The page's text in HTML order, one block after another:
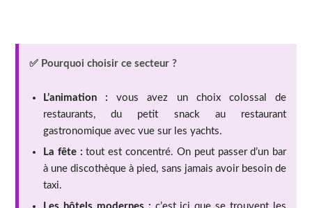
✅ Pourquoi choisir ce secteur ?
L’animation : vous avez un choix colossal de
restaurants, du petit snack au restaurant
gastronomique avec vue sur les yachts.
La fête : tout est concentré. On peut passer d’un bar
à une discothèque à pied, sans jamais avoir besoin de
taxi.